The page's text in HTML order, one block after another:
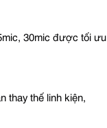
30mic được tối ưu
thay thế linh kiện,